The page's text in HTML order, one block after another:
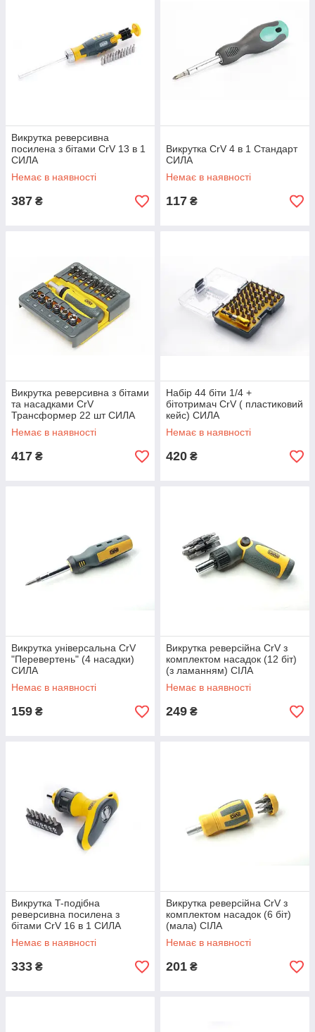
Викрутка реверсивна
посилена з бітами CrV 13 в 1
СИЛА
Немає в наявності
387 ₴
Викрутка CrV 4 в 1 Стандарт
СИЛА
Немає в наявності
117 ₴
Викрутка реверсивна з бітами
та насадками CrV
Трансформер 22 шт СИЛА
Немає в наявності
417 ₴
Набір 44 біти 1/4 +
бітотримач CrV ( пластиковий
кейс) СИЛА
Немає в наявності
420 ₴
Викрутка універсальна CrV
"Перевертень" (4 насадки)
СИЛА
Немає в наявності
159 ₴
Викрутка реверсійна CrV з
комплектом насадок (12 біт)
(з ламанням) СІЛА
Немає в наявності
249 ₴
Викрутка T-подібна
реверсивна посилена з
бітами CrV 16 в 1 СИЛА
Немає в наявності
333 ₴
Викрутка реверсійна CrV з
комплектом насадок (6 біт)
(мала) СІЛА
Немає в наявності
201 ₴